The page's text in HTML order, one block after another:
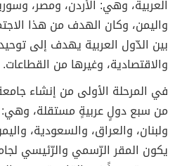
العربية، وهي: الأردن، ومصر،
واليمن، وكان الهدف من هذا
بين الدّول العربية يهدف إلى
والاقتصادية، وغيرها من القطاعات.
في المرحلة الأولى من إنشاء
من سبع دولٍ عربيةٍ مستقلة، وهي:
ولبنان، والعراق، والسعودية،
يكون المقر الرّسمي والرّئيسي